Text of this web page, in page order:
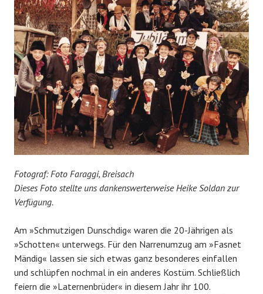
Fotograf: Foto Faraggi, Breisach
Dieses Foto stellte uns dankenswerterweise Heike Soldan zur
Verfügung.
Am »Schmutzigen Dunschdig« waren die 20-Jährigen als
»Schotten« unterwegs. Für den Narrenumzug am »Fasnet
Mändig« lassen sie sich etwas ganz besonderes einfallen
und schlüpfen nochmal in ein anderes Kostüm. Schließlich
feiern die »Laternenbrüder« in diesem Jahr ihr 100.